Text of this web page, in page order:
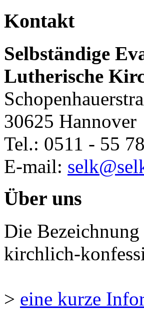
Kontakt
Selbständige
Lutherische
30625 Hannover
Tel.: 0511 - 55
E-mail:
Über uns
Die
kirchlich-
> eine kurze